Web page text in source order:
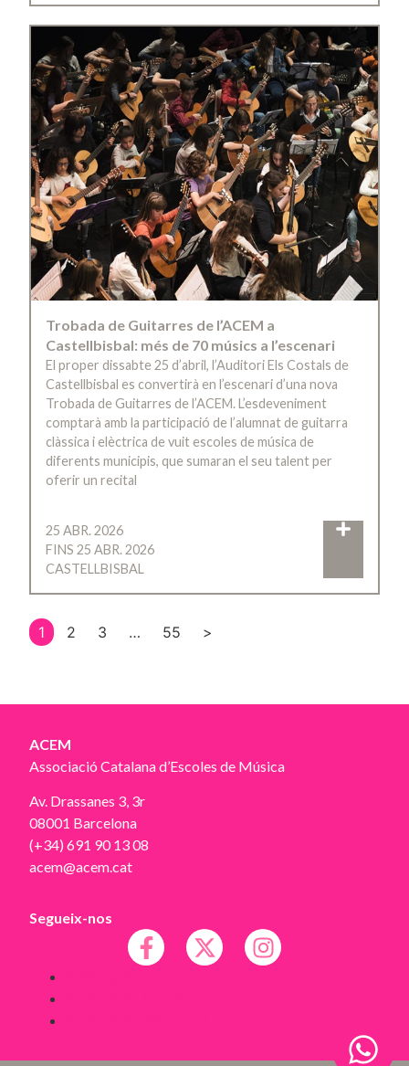
Trobada de Guitarres de l’ACEM a
Castellbisbal: més de 70 músics a l’escenari
El proper dissabte 25 d’abril, l’Auditori Els Costals de
Castellbisbal es convertirà en l’escenari d’una nova
Trobada de Guitarres de l’ACEM. L’esdeveniment
comptarà amb la participació de l’alumnat de guitarra
clàssica i elèctrica de vuit escoles de música de
diferents municipis, que sumaran el seu talent per
oferir un recital
25 ABR. 2026
FINS 25 ABR. 2026
CASTELLBISBAL
1 2 3 … 55 >
ACEM
Associació Catalana d’Escoles de Música
Av. Drassanes 3, 3r
08001 Barcelona
(+34) 691 90 13 08
acem@acem.cat
Segueix-nos